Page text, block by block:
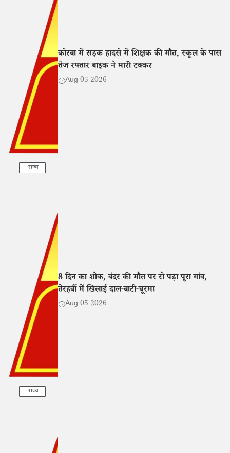
राज्य
कोरबा में सड़क हादसे में शिक्षक की मौत, स्कूल के पास
तेज रफ्तार बाइक ने मारी टक्कर
Aug 05 2026
राज्य
8 दिन का शोक, बंदर की मौत पर रो पड़ा पूरा गांव,
तेरहवीं में खिलाई दाल-बाटी-चूरमा
Aug 05 2026